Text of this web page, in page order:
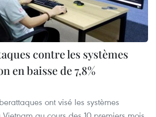
contre les systèmes
en baisse de 7,8%
ont visé les systèmes